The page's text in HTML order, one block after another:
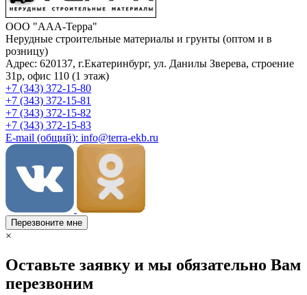
ООО "ААА-Терра"
Нерудные строительные материалы и грунты (оптом и в
розницу)
Адрес: 620137, г.Екатеринбург, ул. Данилы Зверева, строение
31р, офис 110 (1 этаж)
+7 (343) 372-15-80
+7 (343) 372-15-81
+7 (343) 372-15-82
+7 (343) 372-15-83
E-mail (общий): info@terra-ekb.ru
Перезвоните мне
×
Оставьте заявку и мы обязательно Вам
перезвоним